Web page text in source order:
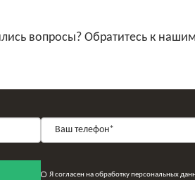
вопросы? Обратитесь к
Я согласен на обработку персональных